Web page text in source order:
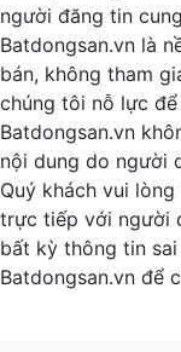
người đăng tin
Batdongsan.vn là
bán, không tham
chúng tôi nỗ lực
Batdongsan.vn
nội dung do người
Quý khách vui
trực tiếp với người
bất kỳ thông tin
Batdongsan.vn để